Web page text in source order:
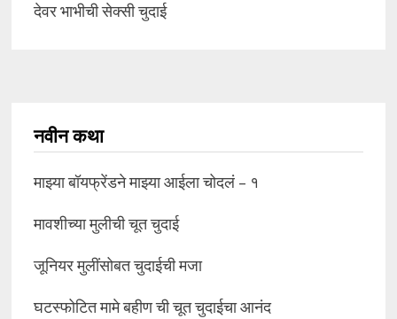
देवर भाभीची सेक्सी चुदाई
नवीन कथा
माझ्या बॉयफ्रेंडने माझ्या आईला चोदलं – १
मावशीच्या मुलीची चूत चुदाई
जूनियर मुलींसोबत चुदाईची मजा
घटस्फोटित मामे बहीण ची चूत चुदाईचा आनंद